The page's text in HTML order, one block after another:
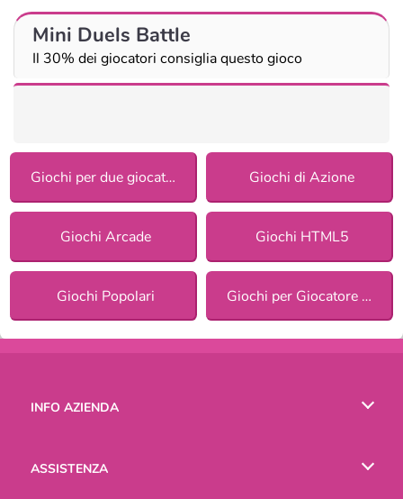
Mini Duels Battle
Il 30% dei giocatori consiglia questo gioco
Giochi per due giocatori Giochi di Azione
Giochi Arcade Giochi HTML5
Giochi Popolari Giochi per Giocatore Singolo
INFO AZIENDA
ASSISTENZA